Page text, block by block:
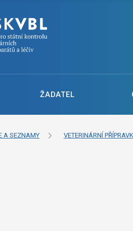
ŽADATEL
A SEZNAMY VETERINÁRNÍ